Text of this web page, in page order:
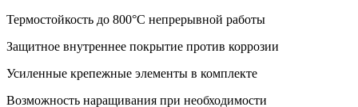
Термостойкость до 800°С непрерывной работы
Защитное внутреннее покрытие против коррозии
Усиленные крепежные элементы в комплекте
Возможность наращивания при необходимости